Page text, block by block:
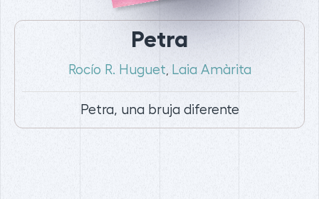
Petra
Rocío R. Huguet Laia Amàrita
Petra, una bruja diferente